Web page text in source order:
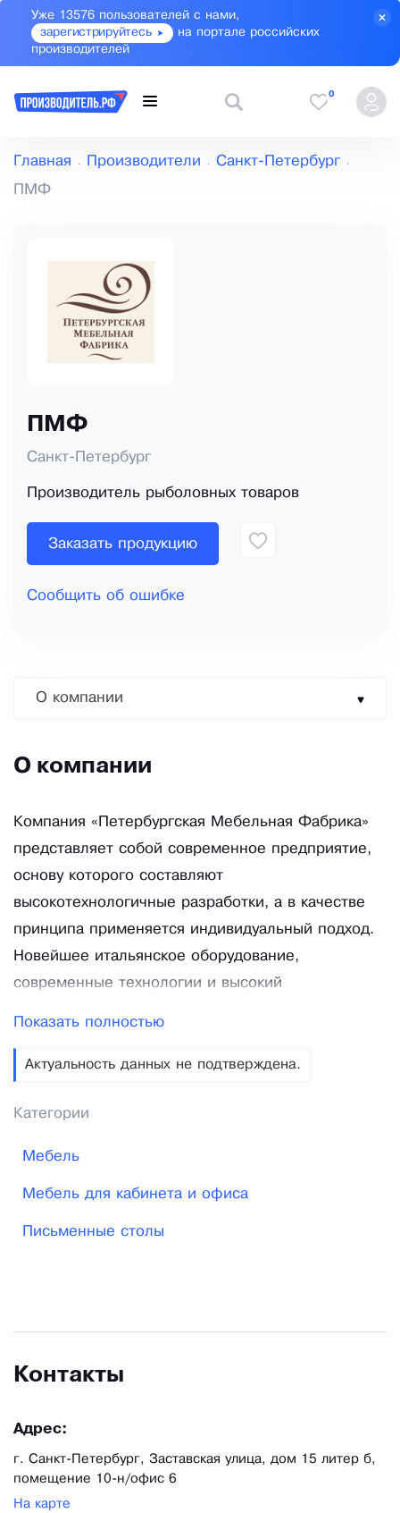
Уже 13576 пользователей с нами,
зарегистрируйтесь
на портале российских
производителей
0
Главная Производители Санкт-Петербург
ПМФ
ПМФ
Санкт-Петербург
Производитель рыболовных товаров
Заказать продукцию
Сообщить об ошибке
О компании
О компании
Компания «Петербургская Мебельная Фабрика»
представляет собой современное предприятие,
основу которого составляют
высокотехнологичные разработки, а в качестве
принципа применяется индивидуальный подход.
Новейшее итальянское оборудование,
современные технологии и высокий
на территории Санкт-Петербурга. Компания
официальный поставщик госзаказа Санкт-
муниципальных учреждений. Наши специалисты
ориентированы на индивидуальную работу, и в
заказу.
Показать полностью
Актуальность данных не подтверждена.
Категории
Мебель
Мебель для кабинета и офиса
Письменные столы
Контакты
Адрес:
г. Санкт-Петербург, Заставская улица, дом 15 литер б,
помещение 10-н/офис 6
На карте